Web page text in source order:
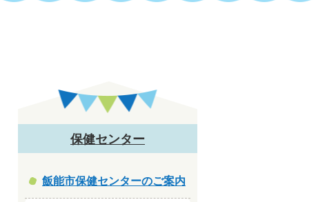
保健センター
飯能市保健センターのご案内